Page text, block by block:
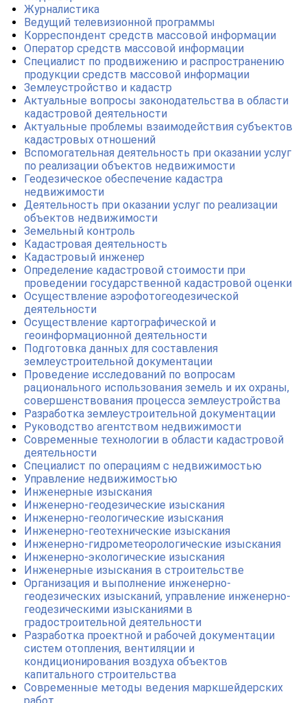
Журналистика
Ведущий телевизионной программы
Корреспондент средств массовой информации
Оператор средств массовой информации
Специалист по продвижению и распространению
продукции средств массовой информации
Землеустройство и кадастр
Актуальные вопросы законодательства в области
кадастровой деятельности
Актуальные проблемы взаимодействия субъектов
кадастровых отношений
Вспомогательная деятельность при оказании услуг
по реализации объектов недвижимости
Геодезическое обеспечение кадастра
недвижимости
Деятельность при оказании услуг по реализации
объектов недвижимости
Земельный контроль
Кадастровая деятельность
Кадастровый инженер
Определение кадастровой стоимости при
проведении государственной кадастровой оценки
Осуществление аэрофотогеодезической
деятельности
Осуществление картографической и
геоинформационной деятельности
Подготовка данных для составления
землеустроительной документации
Проведение исследований по вопросам
рационального использования земель и их охраны,
совершенствования процесса землеустройства
Разработка землеустроительной документации
Руководство агентством недвижимости
Современные технологии в области кадастровой
деятельности
Специалист по операциям с недвижимостью
Управление недвижимостью
Инженерные изыскания
Инженерно-геодезические изыскания
Инженерно-геологические изыскания
Инженерно-геотехнические изыскания
Инженерно-гидрометеорологические изыскания
Инженерно-экологические изыскания
Инженерные изыскания в строительстве
Организация и выполнение инженерно-
геодезических изысканий, управление инженерно-
геодезическими изысканиями в
градостроительной деятельности
Разработка проектной и рабочей документации
систем отопления, вентиляции и
кондиционирования воздуха объектов
капитального строительства
Современные методы ведения маркшейдерских